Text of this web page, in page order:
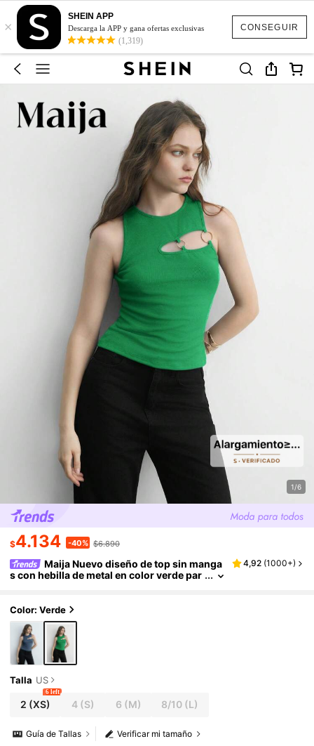
CONSEGUIR
×
SHEIN APP
Descarga la APP y gana ofertas exclusivas
(1,319)
1/6
$4.134 -40% $6.890
Maija Nuevo diseño de top sin manga
s con hebilla de metal en color verde par
so diario, playa, bodas, festivales de música
country, brunch, aeropuerto, estilo retro de l
os 90, estilo de Estocolmo, Día de la Indepen
dencia
4,92 (1000+)
Color: Verde
Talla US
2 (XS)
6 left
4(S) 6 (M) 8/10 (L)
Verificar mi tamaño
Guía de Tallas